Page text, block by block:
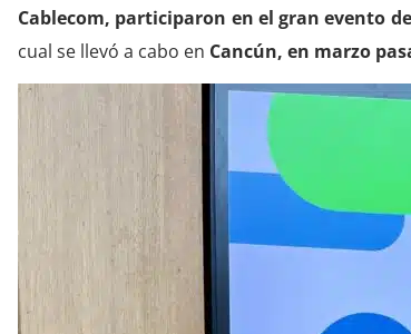
Cablecom, participaron en el gran evento
cual se llevó a cabo en Cancún, en marzo